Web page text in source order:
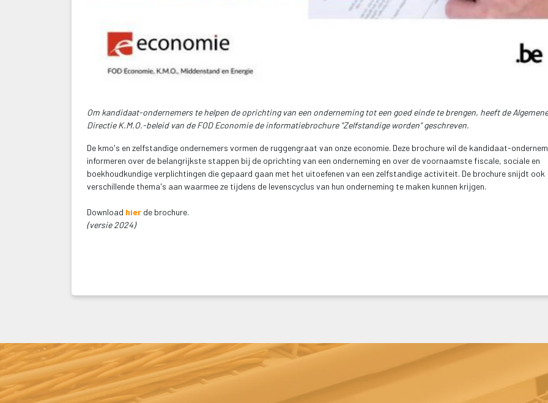
Om kandidaat-ondernemers te helpen de oprichting van een onderneming tot een goed einde te brengen, heeft de Algemene
Directie K.M.O.-beleid van de FOD Economie de informatiebrochure "Zelfstandige worden" geschreven.
De kmo's en zelfstandige ondernemers vormen de ruggengraat van onze economie. Deze brochure wil de kandidaat-
informeren over de belangrijkste stappen bij de oprichting van een onderneming en over de voornaamste fiscale, sociale en
boekhoudkundige verplichtingen die gepaard gaan met het uitoefenen van een zelfstandige activiteit. De brochure snijdt ook
verschillende thema's aan waarmee ze tijdens de levenscyclus van hun onderneming te maken kunnen krijgen.
Download hier de brochure.
(versie 2024)